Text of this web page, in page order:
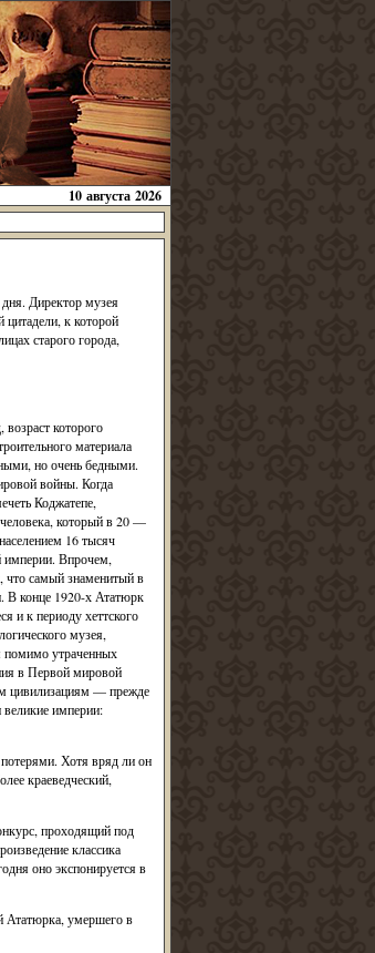
10 августа 2026
Директор музея
цитадели, к которой
старого города,
которого
материала
но очень бедными.
войны. Когда
Коджатепе,
который в 20 —
16 тысяч
империи. Впрочем,
самый знаменитый в
В конце 1920-х Ататюрк
и к периоду хеттского
музея,
помимо утраченных
в Первой мировой
цивилизациям — прежде
великие империи:
Хотя вряд ли он
краеведческий,
проходящий под
классика
оно экспонируется в
Ататюрка, умершего в